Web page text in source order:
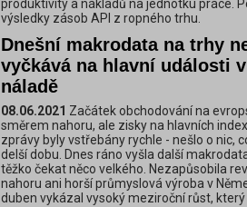
produktivity a nákladů na jednotku práce.
výsledky zásob API z ropného trhu.
Dnešní makrodata na trhy
vyčkává na hlavní události
náladě
08.06.2021 Začátek obchodování na
směrem nahoru, ale zisky na hlavních
zprávy byly vstřebány rychle - nešlo o nic,
delší dobu. Dnes ráno vyšla další
těžko čekat něco velkého. Nezapůsobila
nahoru ani horší průmyslová výroba v
duben vykázal vysoký meziroční růst,